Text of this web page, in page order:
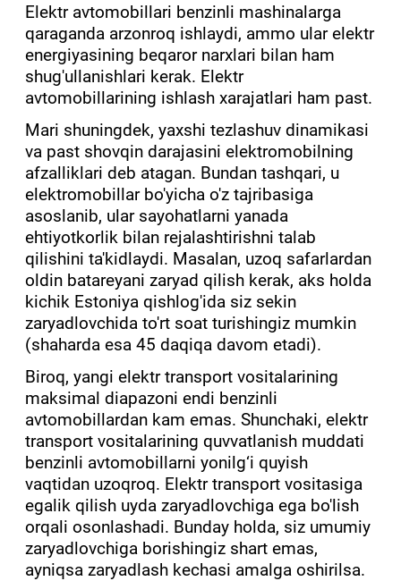
Elektr avtomobillari benzinli mashinalarga
qaraganda arzonroq ishlaydi, ammo ular elektr
energiyasining beqaror narxlari bilan ham
shug'ullanishlari kerak. Elektr
avtomobillarining ishlash xarajatlari ham past.
Mari shuningdek, yaxshi tezlashuv dinamikasi
va past shovqin darajasini elektromobilning
afzalliklari deb atagan. Bundan tashqari, u
elektromobillar bo'yicha o'z tajribasiga
asoslanib, ular sayohatlarni yanada
ehtiyotkorlik bilan rejalashtirishni talab
qilishini ta'kidlaydi. Masalan, uzoq safarlardan
oldin batareyani zaryad qilish kerak, aks holda
kichik Estoniya qishlog'ida siz sekin
zaryadlovchida to'rt soat turishingiz mumkin
(shaharda esa 45 daqiqa davom etadi).
Biroq, yangi elektr transport vositalarining
maksimal diapazoni endi benzinli
avtomobillardan kam emas. Shunchaki, elektr
transport vositalarining quvvatlanish muddati
benzinli avtomobillarni yonilg‘i quyish
vaqtidan uzoqroq. Elektr transport vositasiga
egalik qilish uyda zaryadlovchiga ega bo'lish
orqali osonlashadi. Bunday holda, siz umumiy
zaryadlovchiga borishingiz shart emas,
ayniqsa zaryadlash kechasi amalga oshirilsa.